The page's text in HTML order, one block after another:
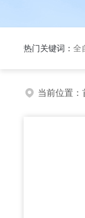
热门关键词： 全
当前位置：